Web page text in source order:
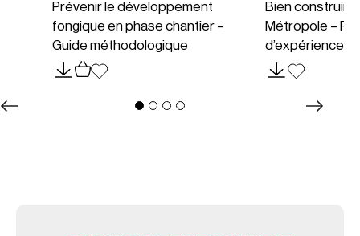
Prévenir le développement
fongique en phase chantier –
Guide méthodologique
Bien construire
Métropole –
d’expériences